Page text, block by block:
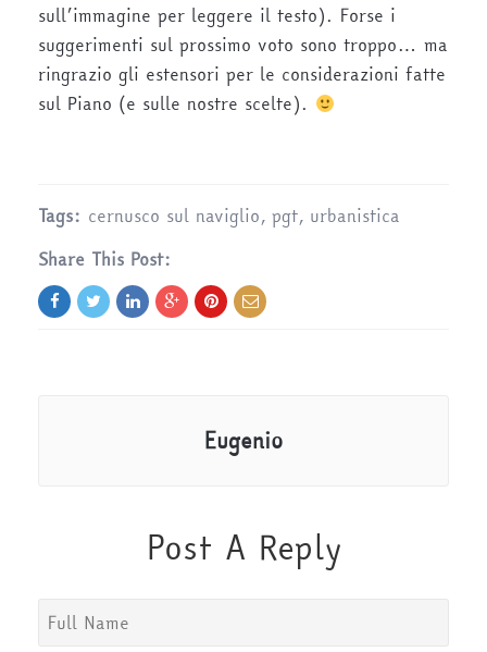
sull’immagine per leggere il testo). Forse i
suggerimenti sul prossimo voto sono troppo… ma
ringrazio gli estensori per le considerazioni fatte
sul Piano (e sulle nostre scelte).
Tags: cernusco sul naviglio, pgt, urbanistica
Share This Post:
Eugenio
Post A Reply